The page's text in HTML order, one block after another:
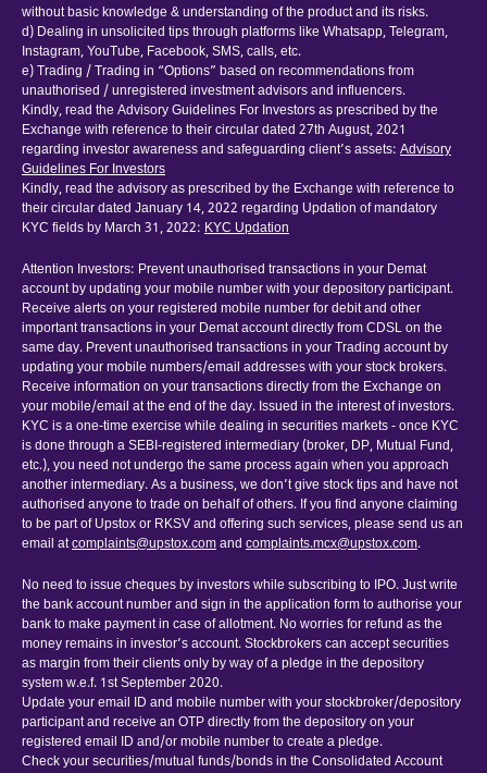
without basic knowledge & understanding of the product and its risks.
d) Dealing in unsolicited tips through platforms like Whatsapp, Telegram,
Instagram, YouTube, Facebook, SMS, calls, etc.
e) Trading / Trading in “Options” based on recommendations from
unauthorised / unregistered investment advisors and influencers.
Kindly, read the Advisory Guidelines For Investors as prescribed by the
Exchange with reference to their circular dated 27th August, 2021
regarding investor awareness and safeguarding client’s assets: Advisory
Guidelines For Investors
Kindly, read the advisory as prescribed by the Exchange with reference to
their circular dated January 14, 2022 regarding Updation of mandatory
KYC fields by March 31, 2022: KYC Updation
Attention Investors: Prevent unauthorised transactions in your Demat
account by updating your mobile number with your depository participant.
Receive alerts on your registered mobile number for debit and other
important transactions in your Demat account directly from CDSL on the
same day. Prevent unauthorised transactions in your Trading account by
updating your mobile numbers/email addresses with your stock brokers.
Receive information on your transactions directly from the Exchange on
your mobile/email at the end of the day. Issued in the interest of investors.
KYC is a one-time exercise while dealing in securities markets - once KYC
is done through a SEBI-registered intermediary (broker, DP, Mutual Fund,
etc.), you need not undergo the same process again when you approach
another intermediary. As a business, we don’t give stock tips and have not
authorised anyone to trade on behalf of others. If you find anyone claiming
to be part of Upstox or RKSV and offering such services, please send us an
email atcomplaints@upstox.comand complaints.mcx@upstox.com.
No need to issue cheques by investors while subscribing to IPO. Just write
the bank account number and sign in the application form to authorise your
bank to make payment in case of allotment. No worries for refund as the
money remains in investor’s account. Stockbrokers can accept securities
as margin from their clients only by way of a pledge in the depository
system w.e.f. 1st September 2020.
Update your email ID and mobile number with your stockbroker/depository
participant and receive an OTP directly from the depository on your
registered email ID and/or mobile number to create a pledge.
Check your securities/mutual funds/bonds in the Consolidated Account